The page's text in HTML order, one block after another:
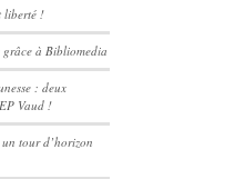
liberté !
à Bibliomedia
: deux
Vaud !
tour d’horizon